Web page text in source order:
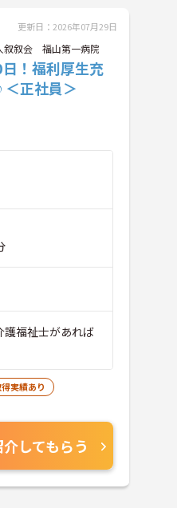
更新日：2026年07月29日
叙叙会 福山第一病院
！福利厚生充
正社員＞
福祉士があれば
実績あり
してもらう